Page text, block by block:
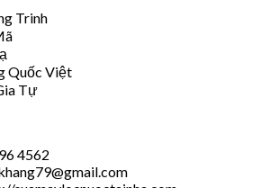
Trinh
Quốc Việt
Tự
4562